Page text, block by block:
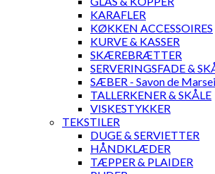
KARAFLER
KØKKEN ACCESSOIRES
KURVE & KASSER
SKÆREBRÆTTER
SERVERINGSFADE &
SÆBER - Savon de
TALLERKENER & SKÅLE
VISKESTYKKER
TEKSTILER
DUGE & SERVIETTER
HÅNDKLÆDER
TÆPPER & PLAIDER